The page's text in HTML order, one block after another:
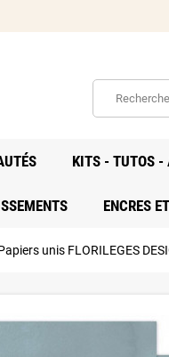
KITS - TUTOS -
ENCRES
unis FLORILEGES